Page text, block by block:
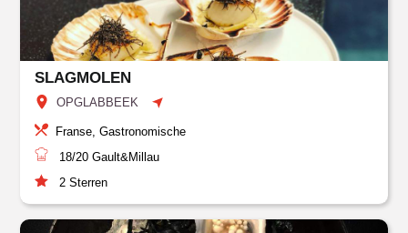
SLAGMOLEN
OPGLABBEEK
Franse, Gastronomische
18/20 Gault&Millau
2 Sterren